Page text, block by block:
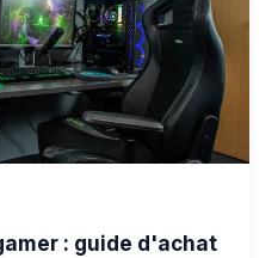
: guide d'achat